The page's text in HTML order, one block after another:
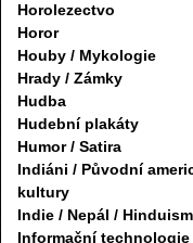
Horolezectvo
Horor
Houby / Mykologie
Hrady / Zámky
Hudba
Hudební plakáty
Humor / Satira
Indiáni / Původní
kultury
Indie / Nepál /
Informační technologie